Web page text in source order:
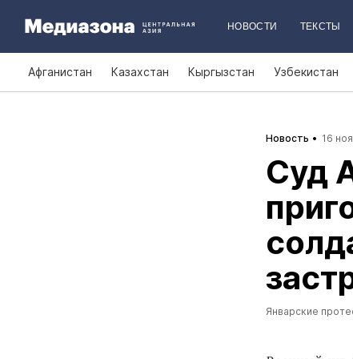
НОВОСТИ ТЕКСТЫ
Афганистан Казахстан Кыргызстан Узбекистан
Новость 16
Суд
Январские